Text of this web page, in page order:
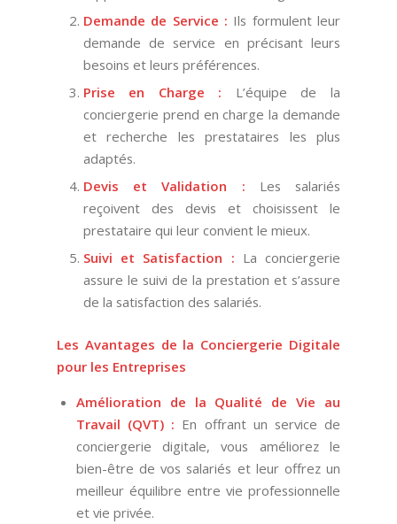
Demande de Service : Ils formulent leur
demande de service en précisant leurs
besoins et leurs préférences.
Prise en Charge : L’équipe de la
conciergerie prend en charge la demande
et recherche les prestataires les plus
adaptés.
Devis et Validation : Les salariés
reçoivent des devis et choisissent le
prestataire qui leur convient le mieux.
Suivi et Satisfaction : La conciergerie
assure le suivi de la prestation et s’assure
de la satisfaction des salariés.
Les Avantages de la Conciergerie Digitale
pour les Entreprises
Amélioration de la Qualité de Vie au
Travail (QVT) : En offrant un service de
conciergerie digitale, vous améliorez le
bien-être de vos salariés et leur offrez un
meilleur équilibre entre vie professionnelle
et vie privée.